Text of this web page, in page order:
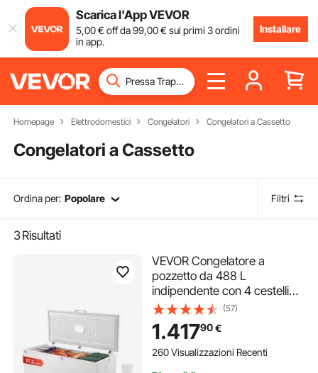
Scarica l'App VEVOR
5,00€ off da99,00€ sui primi 3 ordini
in app.
Installare
Homepage Elettrodomestici Congelatori Congelatori a Cassetto
Congelatori a Cassetto
Ordina per: Popolare Filtri
3Risultati
VEVOR Congelatore a
pozzetto da 488 L
indipendente con 4 cestelli
rimovibili, porta superiore
aperta con coperchio
chiudibile a chiave,
temperatura regolabile su 7
(57)
1.41790€
260 Visualizzazioni Recenti